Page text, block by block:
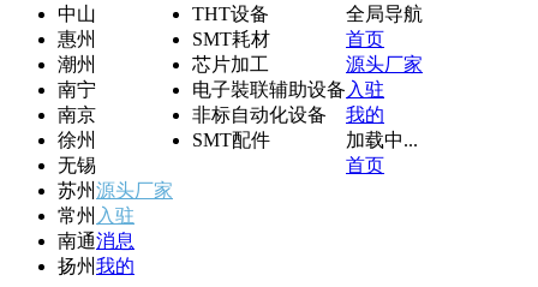
中山
惠州
潮州
南宁
南京
徐州
无锡
苏州
常州
南通
扬州
THT设备
SMT耗材
芯片加工
电子裝联辅助设备
非标自动化设备
SMT配件
全局导航
首页
源头厂家
入驻
我的
加载中...
首页
源头厂家
入驻
消息
我的